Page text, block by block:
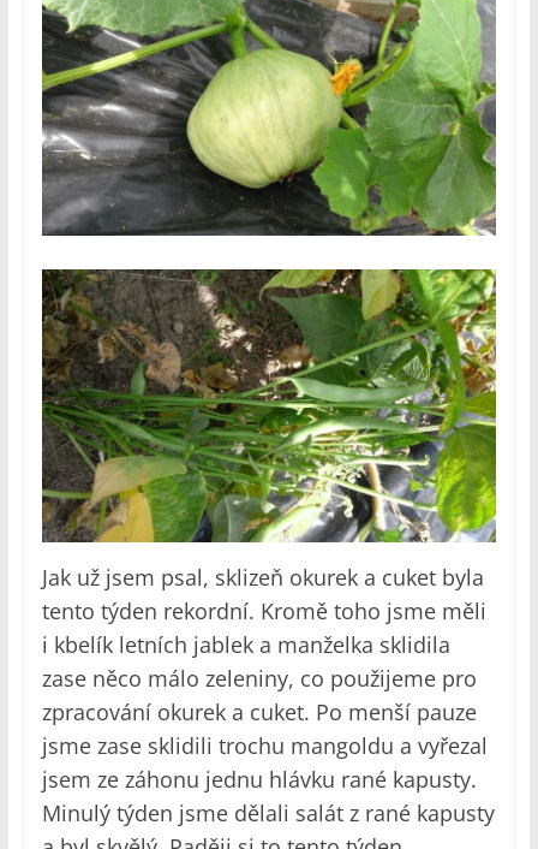
Jak už jsem psal, sklizeň okurek a cuket byla
tento týden rekordní. Kromě toho jsme měli
i kbelík letních jablek a manželka sklidila
zase něco málo zeleniny, co použijeme pro
zpracování okurek a cuket. Po menší pauze
jsme zase sklidili trochu mangoldu a vyřezal
jsem ze záhonu jednu hlávku rané kapusty.
Minulý týden jsme dělali salát z rané kapusty